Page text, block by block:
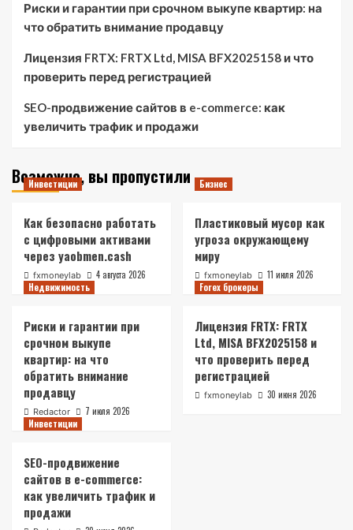
Риски и гарантии при срочном выкупе квартир: на
что обратить внимание продавцу
Лицензия FRTX: FRTX Ltd, MISA BFX2025158 и что
проверить перед регистрацией
SEO-продвижение сайтов в e-commerce: как
увеличить трафик и продажи
Возможно, вы пропустили
Инвестиции
Как безопасно работать
с цифровыми активами
через yaobmen.cash
fxmoneylab 4 августа 2026
Бизнес
Пластиковый мусор как
угроза окружающему
миру
fxmoneylab
11 июля 2026
Недвижимость
Риски и гарантии при
срочном выкупе
квартир: на что
обратить внимание
продавцу
Redactor 7 июля 2026
Forex брокеры
Лицензия FRTX: FRTX
Ltd, MISA BFX2025158 и
что проверить перед
регистрацией
fxmoneylab 30 июня 2026
Инвестиции
SEO-продвижение
сайтов в e-commerce:
как увеличить трафик и
продажи